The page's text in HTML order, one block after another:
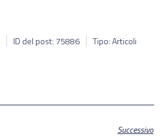
ID del post: 75886 Tipo: Articoli
Successivo